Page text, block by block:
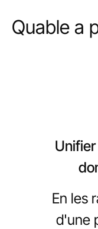
Quable a
En les
d'une